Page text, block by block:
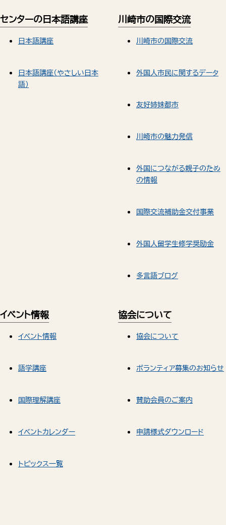
センターの日本語講座
日本語講座
日本語講座（やさしい日本
語）
川崎市の国際交流
川崎市の国際交流
外国人市民に関するデータ
友好姉妹都市
川崎市の魅力発信
外国につながる親子のため
の情報
国際交流補助金交付事業
外国人留学生修学奨励金
多言語ブログ
イベント情報
イベント情報
語学講座
国際理解講座
イベントカレンダー
トピックス一覧
協会について
協会について
ボランティア募集のお知らせ
賛助会員のご案内
申請様式ダウンロード